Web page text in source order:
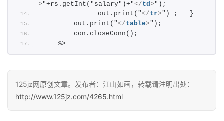
资
源
问
>"+rs.getInt("salary")+"</td>");
              out.print("
</tr>") ;   }
        out.print("
</table>");
        con.closeConn();
    %>
125jz网原创文章。发布者：江山如画，转载请注明出处：
http://www.125jz.com/4265.html